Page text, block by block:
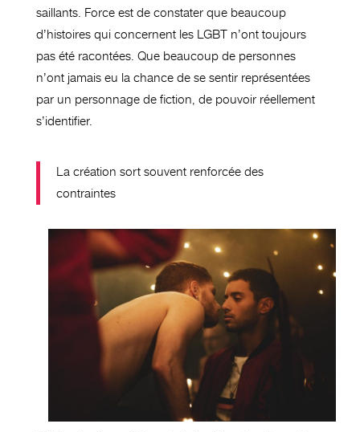
saillants. Force est de constater que beaucoup
d’histoires qui concernent les LGBT n’ont toujours
pas été racontées. Que beaucoup de personnes
n’ont jamais eu la chance de se sentir représentées
par un personnage de fiction, de pouvoir réellement
s’identifier.
La création sort souvent renforcée des
contraintes